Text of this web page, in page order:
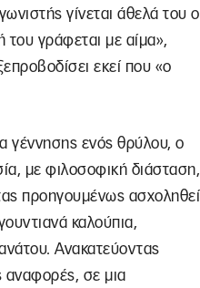
γίνεται άθελά του ο
του γράφεται με αίμα»,
εκεί που «ο
γέννησης ενός θρύλου, ο
με φιλοσοφική διάσταση,
προηγουμένως ασχοληθεί
καλούπια,
Ανακατεύοντας
αναφορές, σε μια